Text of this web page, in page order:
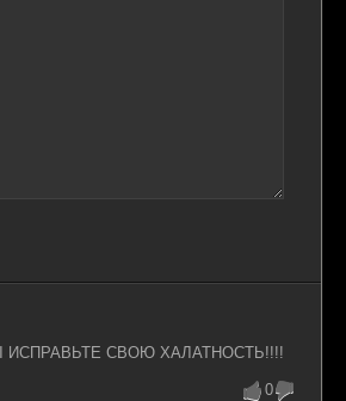
ИСПРАВЬТЕ СВОЮ ХАЛАТНОСТЬ!!!!
0